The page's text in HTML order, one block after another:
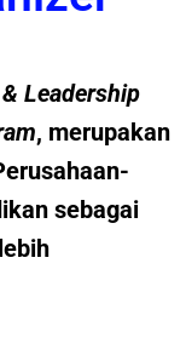
Leadership
, merupakan
sebagai